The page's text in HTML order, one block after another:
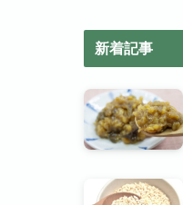
新着記事